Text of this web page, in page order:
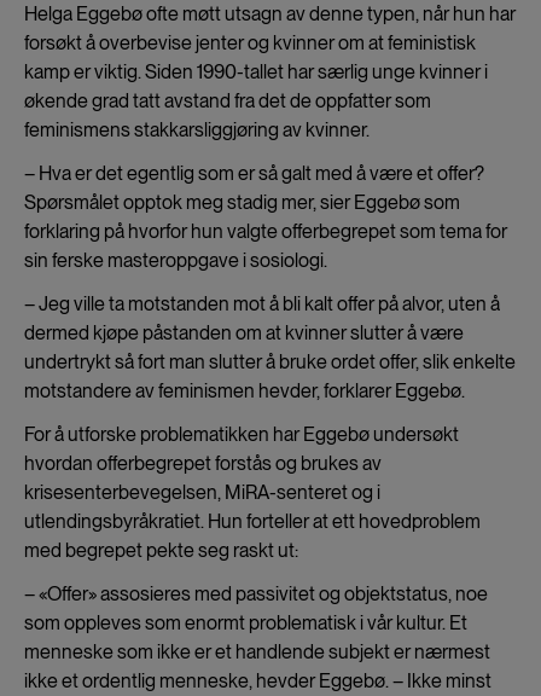
Helga Eggebø ofte møtt utsagn av denne typen, når hun har
forsøkt å overbevise jenter og kvinner om at feministisk
kamp er viktig. Siden 1990-tallet har særlig unge kvinner i
økende grad tatt avstand fra det de oppfatter som
feminismens stakkarsliggjøring av kvinner.
– Hva er det egentlig som er så galt med å være et offer?
Spørsmålet opptok meg stadig mer, sier Eggebø som
forklaring på hvorfor hun valgte offerbegrepet som tema for
sin ferske masteroppgave i sosiologi.
– Jeg ville ta motstanden mot å bli kalt offer på alvor, uten å
dermed kjøpe påstanden om at kvinner slutter å være
undertrykt så fort man slutter å bruke ordet offer, slik enkelte
motstandere av feminismen hevder, forklarer Eggebø.
For å utforske problematikken har Eggebø undersøkt
hvordan offerbegrepet forstås og brukes av
krisesenterbevegelsen, MiRA-senteret og i
utlendingsbyråkratiet. Hun forteller at ett hovedproblem
med begrepet pekte seg raskt ut:
– «Offer» assosieres med passivitet og objektstatus, noe
som oppleves som enormt problematisk i vår kultur. Et
menneske som ikke er et handlende subjekt er nærmest
ikke et ordentlig menneske, hevder Eggebø. – Ikke minst